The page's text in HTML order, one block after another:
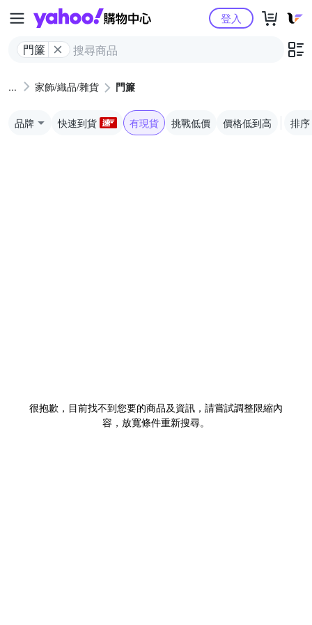
Yahoo購物中心
門簾
登入
家飾/織品/雜貨 門簾
品牌 快速到貨 有現貨 挑戰低價 價格低到高 排序
很抱歉，目前找不到您要的商品及資訊，請嘗試調整限縮內
容，放寬條件重新搜尋。